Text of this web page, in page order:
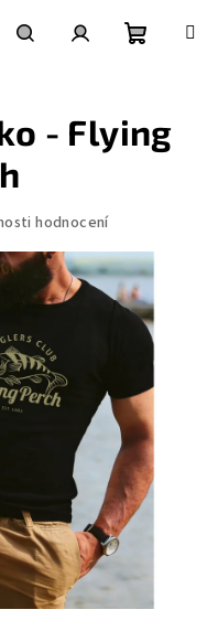
košík
- Flying
hodnocení